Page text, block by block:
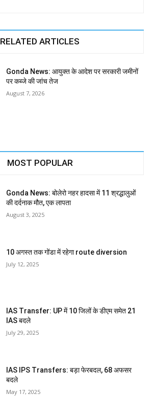
RELATED ARTICLES
Gonda News: आयुक्त के आदेश पर सरकारी जमीनों
पर कब्जे की जांच तेज
August 7, 2026
MOST POPULAR
Gonda News: बोलेरो नहर हादसा में 11 श्रद्धालुओं
की दर्दनाक मौत, एक लापता
August 3, 2025
10 अगस्त तक गोंडा में रहेगा route diversion
July 12, 2025
IAS Transfer: UP में 10 जिलों के डीएम समेत 21
IAS बदले
July 29, 2025
IAS IPS Transfers: बड़ा फेरबदल, 68 अफसर
बदले
May 17, 2025